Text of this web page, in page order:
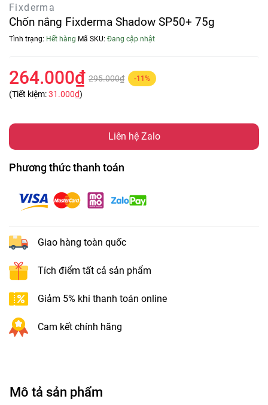
Fixderma
Chốn nắng Fixderma Shadow SP50+ 75g
Tình trạng: Hết hàng Mã SKU: Đang cập nhật
264.000₫ 295.000₫ -11%
(Tiết kiệm:31.000₫)
Liên hệ Zalo
Phương thức thanh toán
Giao hàng toàn quốc
Tích điểm tất cả sản phẩm
Giảm 5% khi thanh toán online
Cam kết chính hãng
Mô tả sản phẩm